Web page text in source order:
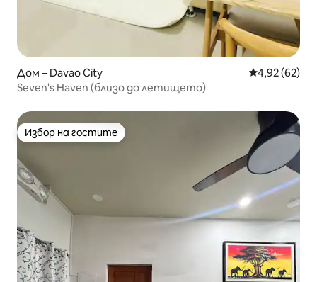
Дом – Davao City Средна
4,92 (62)
Seven's Haven (близо до летището)
Избор на гостите
Избор на гостите